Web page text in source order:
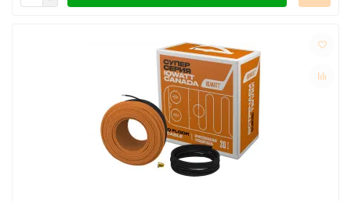
Щиты распределительные